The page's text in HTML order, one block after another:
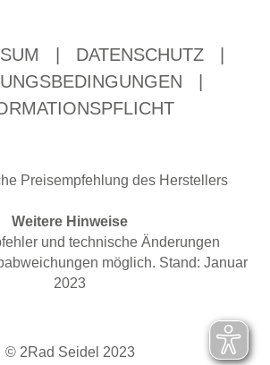
DATENSCHUTZ
Preisempfehlung des Herstellers
Weitere Hinweise
und technische Änderungen
möglich. Stand: Januar
2023
© 2Rad Seidel 2023